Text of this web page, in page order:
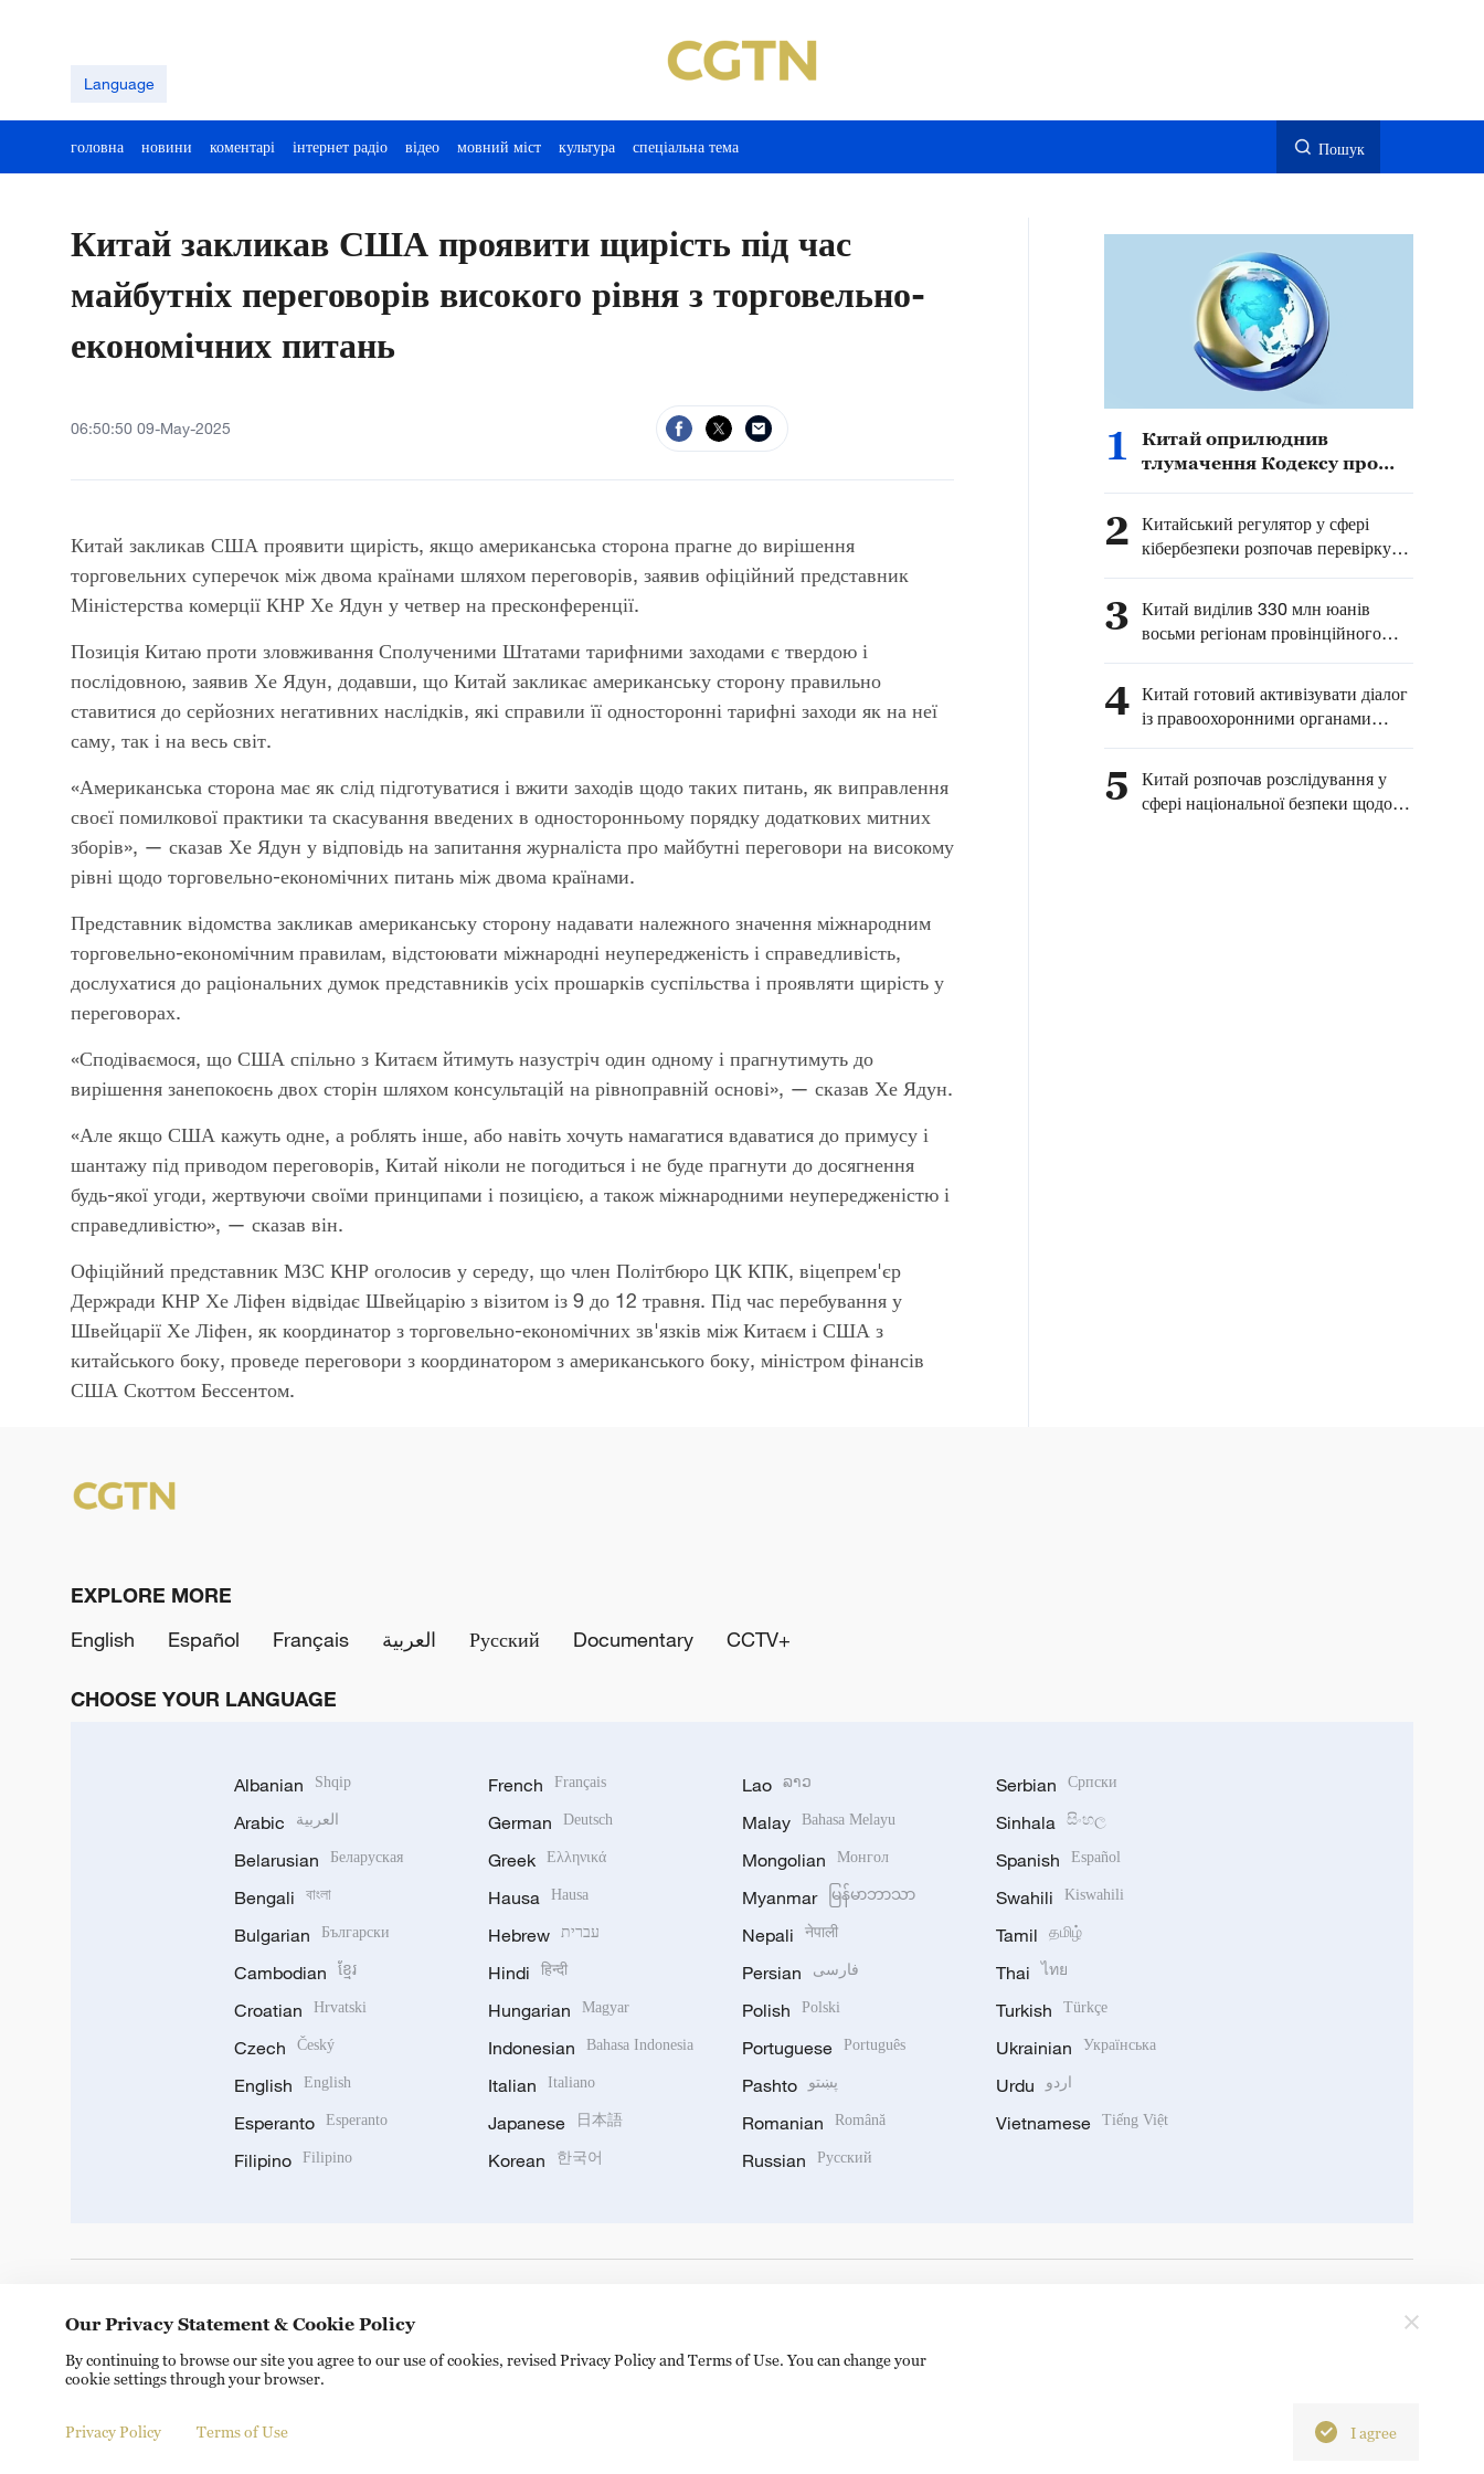
Language
головна новини коментарі інтернет радіо відео мовний міст культура спеціальна тема Пошук
Китай закликав США проявити щирість під час
майбутніх переговорів високого рівня з торговельно-
економічних питань
06:50:50 09-May-2025
Китай закликав США проявити щирість, якщо американська сторона прагне до вирішення
торговельних суперечок між двома країнами шляхом переговорів, заявив офіційний представник
Міністерства комерції КНР Хе Ядун у четвер на пресконференції.
Позиція Китаю проти зловживання Сполученими Штатами тарифними заходами є твердою і
послідовною, заявив Хе Ядун, додавши, що Китай закликає американську сторону правильно
ставитися до серйозних негативних наслідків, які справили її односторонні тарифні заходи як на неї
саму, так і на весь світ.
«Американська сторона має як слід підготуватися і вжити заходів щодо таких питань, як виправлення
своєї помилкової практики та скасування введених в односторонньому порядку додаткових митних
зборів», — сказав Хе Ядун у відповідь на запитання журналіста про майбутні переговори на високому
рівні щодо торговельно-економічних питань між двома країнами.
Представник відомства закликав американську сторону надавати належного значення міжнародним
торговельно-економічним правилам, відстоювати міжнародні неупередженість і справедливість,
дослухатися до раціональних думок представників усіх прошарків суспільства і проявляти щирість у
переговорах.
«Сподіваємося, що США спільно з Китаєм йтимуть назустріч один одному і прагнутимуть до
вирішення занепокоєнь двох сторін шляхом консультацій на рівноправній основі», — сказав Хе Ядун.
«Але якщо США кажуть одне, а роблять інше, або навіть хочуть намагатися вдаватися до примусу і
шантажу під приводом переговорів, Китай ніколи не погодиться і не буде прагнути до досягнення
будь-якої угоди, жертвуючи своїми принципами і позицією, а також міжнародними неупередженістю і
справедливістю», — сказав він.
Офіційний представник МЗС КНР оголосив у середу, що член Політбюро ЦК КПК, віцепрем'єр
Держради КНР Хе Ліфен відвідає Швейцарію з візитом із 9 до 12 травня. Під час перебування у
Швейцарії Хе Ліфен, як координатор з торговельно-економічних зв'язків між Китаєм і США з
китайського боку, проведе переговори з координатором з американського боку, міністром фінансів
США Скоттом Бессентом.
1
Китай оприлюднив
тлумачення Кодексу про
2 Китайський регулятор у сфері
кібербезпеки розпочав перевірку
продукції компанії Palo Alto
3 Китай виділив 330 млн юанів
восьми регіонам провінційного
рівня, що постраждали від повеней
4 Китай готовий активізувати діалог
із правоохоронними органами
США — МЗС КНР
5
Китай розпочав розслідування у
сфері національної безпеки щодо
EXPLORE MORE
English
Español Français العربية Русский Documentary CCTV+
CHOOSE YOUR LANGUAGE
Albanian Shqip
Arabic العربية
Belarusian Беларуская
Bengali বাংলা
Bulgarian Български
Cambodian ខ្មែរ
Croatian Hrvatski
Czech Český
English English
Esperanto Esperanto
Filipino Filipino
French Français
German Deutsch
Greek Ελληνικά
Hausa Hausa
Hebrew עברית
Hindi हिन्दी
Hungarian Magyar
Indonesian Bahasa Indonesia
Italian Italiano
Japanese 日本語
Korean 한국어
Lao ລາວ
Malay Bahasa Melayu
Mongolian Монгол
Myanmar မြန်မာဘာသာ
Nepali नेपाली
Persian فارسی
Polish Polski
Portuguese Português
Pashto پښتو
Romanian Română
Russian Русский
Serbian Српски
Sinhala සිංහල
Spanish Español
Swahili Kiswahili
Tamil தமிழ்
Thai ไทย
Turkish Türkçe
Ukrainian Українська
Urdu اردو
Vietnamese Tiếng Việt
Copyright © 2024 CGTN. 京ICP备20000184号
Our Privacy Statement & Cookie Policy
By continuing to browse our site you agree to our use of cookies, revised Privacy Policy and Terms of Use. You can change your
cookie settings through your browser.
Privacy Policy Terms of Use I agree